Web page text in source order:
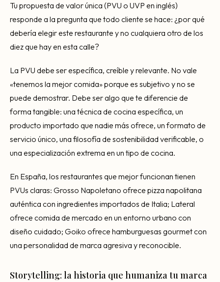
Tu propuesta de valor única (PVU o UVP en inglés)
responde a la pregunta que todo cliente se hace: ¿por qué
debería elegir este restaurante y no cualquiera otro de los
diez que hay en esta calle?
La PVU debe ser específica, creíble y relevante. No vale
«tenemos la mejor comida» porque es subjetivo y no se
puede demostrar. Debe ser algo que te diferencie de
forma tangible: una técnica de cocina específica, un
producto importado que nadie más ofrece, un formato de
servicio único, una filosofía de sostenibilidad verificable, o
una especialización extrema en un tipo de cocina.
En España, los restaurantes que mejor funcionan tienen
PVUs claras: Grosso Napoletano ofrece pizza napolitana
auténtica con ingredientes importados de Italia; Lateral
ofrece comida de mercado en un entorno urbano con
diseño cuidado; Goiko ofrece hamburguesas gourmet con
una personalidad de marca agresiva y reconocible.
Storytelling: la historia que humaniza tu marca